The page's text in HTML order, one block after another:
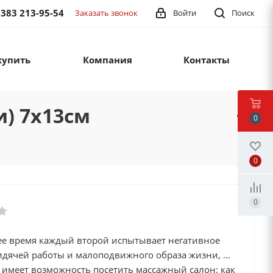
Поиск
Войти
213-95-54 Заказать звонок
Компания Контакты
7х13см
время каждый второй испытывает негативное
работы и малоподвижного образа жизни, но
возможность посетить массажный салон: как
0
0
0